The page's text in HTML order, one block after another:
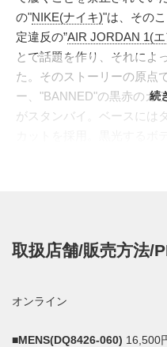
の"NIKE(ナイキ)"は、その
定違反の”AIR JORDAN 1(
とで話題を作り、それによ
た。そのストーリーの原点
ー、"BANNED"の黒赤のカ
がスタンバイ。ベースには
ナザーカラーとなっている
日本国内では2023年1月1日
続
取扱店舗/販売方法/
オンライン
■MENS(DQ8426-060) 16,500